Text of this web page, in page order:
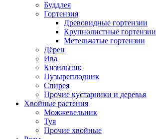
Буддлея
Гортензия
Древовидные гортензии
Крупнолистные гортензии
Метельчатые гортензии
Дёрен
Ива
Кизильник
Пузыреплодник
Спирея
Прочие кустарники и деревья
Хвойные растения
Можжевельник
Туя
Прочие хвойные